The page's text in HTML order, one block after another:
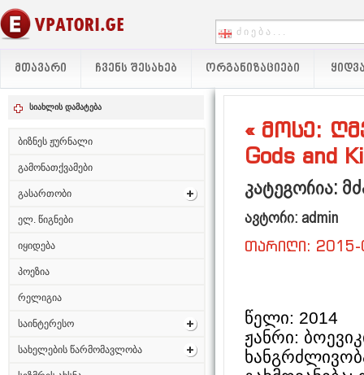
ᲛᲗᲐᲕᲐᲠᲘ ᲩᲕᲔᲜᲡ ᲨᲔᲡᲐᲮᲔᲑ ᲝᲠᲒᲐᲜᲘᲖᲐᲪᲘᲔᲑᲘ
სიახლის დამატება
ბიზნეს ჟურნალი
გამონათქვამები
გასართობი
ელ. წიგნები
იყიდება
პოეზია
რელიგია
საინტერესო
სახელების წარმომავლობა
« მოსე:
Gods and
კატეგორია:
ავტორი: admin
თარიღი:
წელი: 2014
ჟანრი: